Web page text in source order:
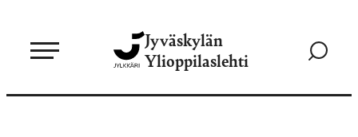
sisältöön
Jyväskylän
Ylioppilaslehti
Siirry